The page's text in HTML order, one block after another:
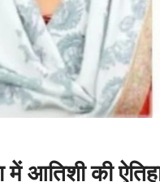
में आतिशी की